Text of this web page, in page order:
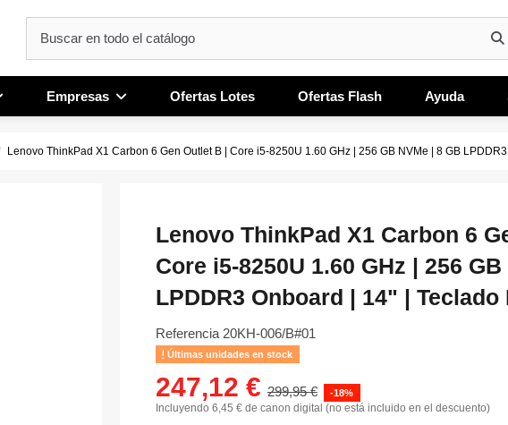
Empresas Ofertas Lotes Ofertas Flash Ayuda
Lenovo ThinkPad X1 Carbon 6 Gen Outlet B | Core i5-8250U 1.60 GHz | 256 GB NVMe | 8 GB
Lenovo ThinkPad X1 Carbon 6
Core i5-8250U 1.60 GHz | 256
LPDDR3 Onboard | 14" | Teclado
Referencia 20KH-006/B#01
Últimas unidades en stock
247,12 € 299,95 € -18%
Incluyendo 6,45 € de canon digital (no está incluido en el descuento)